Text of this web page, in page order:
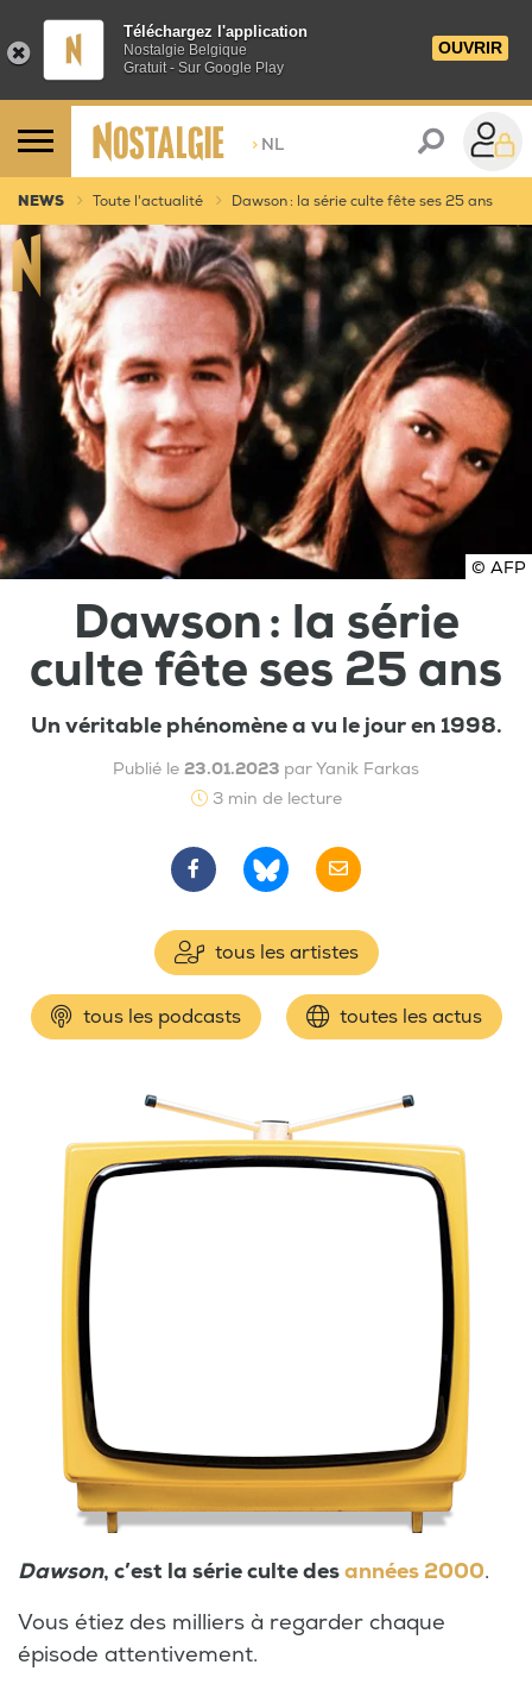
Téléchargez l'application
Nostalgie Belgique
Gratuit - Sur Google Play
OUVRIR
> NL
NEWS Toute l'actualité Dawson : la série culte fête ses 25 ans
© AFP
Dawson : la série
culte fête ses 25 ans
Un véritable phénomène a vu le jour en 1998.
Publié le 23.01.2023 par Yanik Farkas
3 min de lecture
tous les artistes
tous les podcasts toutes les actus
Dawson, c’est la série culte desannées 2000.
Vous étiez des milliers à regarder chaque
épisode attentivement.